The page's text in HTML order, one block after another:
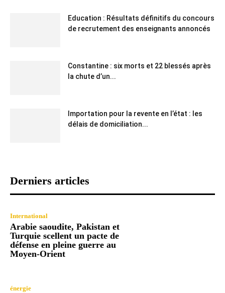
Education : Résultats définitifs du concours
de recrutement des enseignants annoncés
Constantine : six morts et 22 blessés après
la chute d’un...
Importation pour la revente en l’état : les
délais de domiciliation...
Derniers articles
International
Arabie saoudite, Pakistan et
Turquie scellent un pacte de
défense en pleine guerre au
Moyen-Orient
énergie